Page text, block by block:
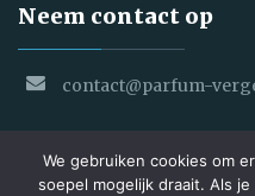
Neem contact op
contact@parfum-
We gebruiken cookies om
soepel mogelijk draait. Als